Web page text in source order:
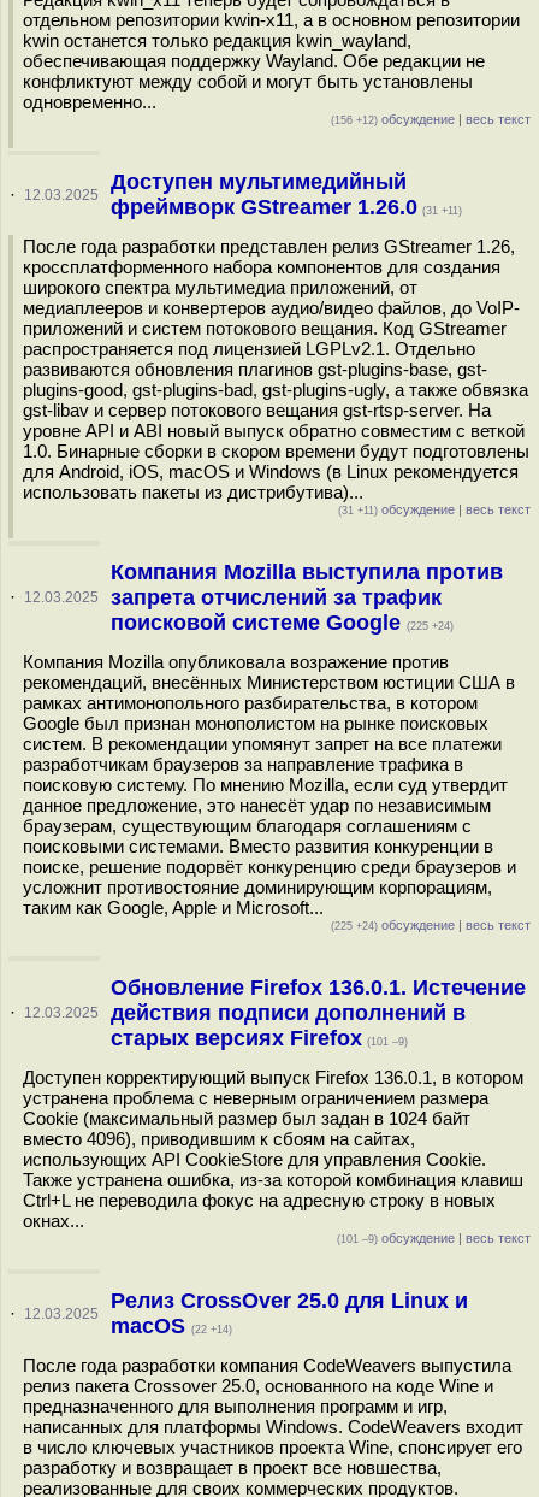
отдельном репозитории kwin-x11, а в основном репозитории
kwin останется только редакция kwin_wayland,
обеспечивающая поддержку Wayland. Обе редакции не
конфликтуют между собой и могут быть установлены
одновременно...
(156 +12) обсуждение | весь текст
· 12.03.2025
Доступен мультимедийный
фреймворк GStreamer 1.26.0 (31 +11)
После года разработки представлен релиз GStreamer 1.26,
кроссплатформенного набора компонентов для создания
широкого спектра мультимедиа приложений, от
медиаплееров и конвертеров аудио/видео файлов, до VoIP-
приложений и систем потокового вещания. Код GStreamer
распространяется под лицензией LGPLv2.1. Отдельно
развиваются обновления плагинов gst-plugins-base, gst-
plugins-good, gst-plugins-bad, gst-plugins-ugly, а также обвязка
gst-libav и сервер потокового вещания gst-rtsp-server. На
уровне API и ABI новый выпуск обратно совместим с веткой
1.0. Бинарные сборки в скором времени будут подготовлены
для Android, iOS, macOS и Windows (в Linux рекомендуется
использовать пакеты из дистрибутива)...
(31 +11) обсуждение | весь текст
· 12.03.2025
Компания Mozilla выступила против
запрета отчислений за трафик
поисковой системе Google (225 +24)
Компания Mozilla опубликовала возражение против
рекомендаций, внесённых Министерством юстиции США в
рамках антимонопольного разбирательства, в котором
Google был признан монополистом на рынке поисковых
систем. В рекомендации упомянут запрет на все платежи
разработчикам браузеров за направление трафика в
поисковую систему. По мнению Mozilla, если суд утвердит
данное предложение, это нанесёт удар по независимым
браузерам, существующим благодаря соглашениям с
поисковыми системами. Вместо развития конкуренции в
поиске, решение подорвёт конкуренцию среди браузеров и
усложнит противостояние доминирующим корпорациям,
таким как Google, Apple и Microsoft...
(225 +24) обсуждение | весь текст
· 12.03.2025
Обновление Firefox 136.0.1. Истечение
действия подписи дополнений в
старых версиях Firefox (101 –9)
Доступен корректирующий выпуск Firefox 136.0.1, в котором
устранена проблема с неверным ограничением размера
Cookie (максимальный размер был задан в 1024 байт
вместо 4096), приводившим к сбоям на сайтах,
использующих API CookieStore для управления Cookie.
Также устранена ошибка, из-за которой комбинация клавиш
Ctrl+L не переводила фокус на адресную строку в новых
окнах...
(101 –9) обсуждение | весь текст
· 12.03.2025
Релиз CrossOver 25.0 для Linux и
macOS (22 +14)
После года разработки компания CodeWeavers выпустила
релиз пакета Crossover 25.0, основанного на коде Wine и
предназначенного для выполнения программ и игр,
написанных для платформы Windows. CodeWeavers входит
в число ключевых участников проекта Wine, спонсирует его
разработку и возвращает в проект все новшества,
реализованные для своих коммерческих продуктов.